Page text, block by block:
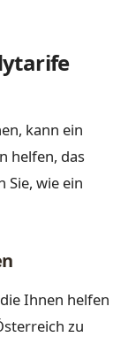
kann ein
helfen, das
Sie, wie ein
Ihnen helfen
zu